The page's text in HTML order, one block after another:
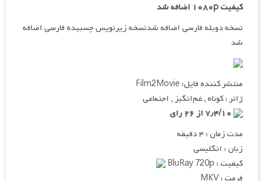
کیفیت ۱۰۸۰p اضافه شد
نسخه دوبله فارسی اضافه شدنسخه زیرنویس چسبیده فارسی اضافه
شد
منتشر کننده فایل: Film2Movie
ژانر : کوتاه , غم‌انگیز , اجتماعی
مدت زمان : ۴ دقیقه
زبان : انگلیسی
کیفیت : BluRay 720p